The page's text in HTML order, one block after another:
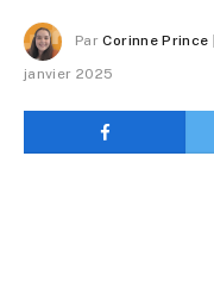
Par Corinne
janvier 2025